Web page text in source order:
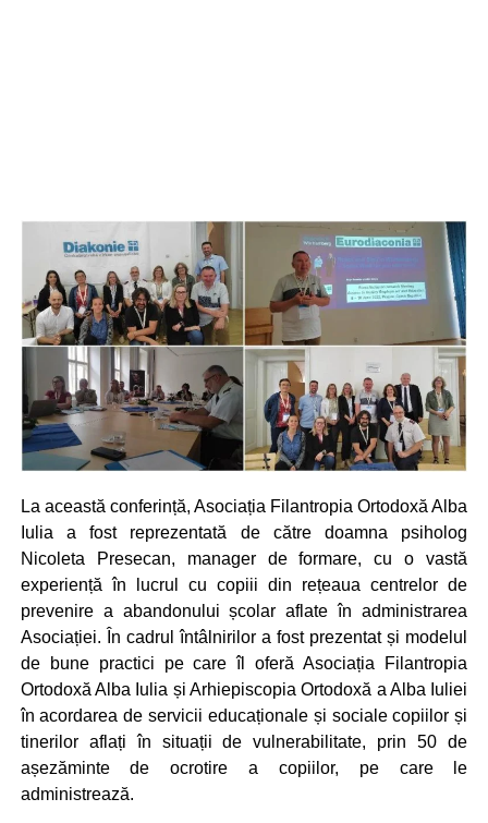
La această conferință, Asociația Filantropia Ortodoxă Alba
Iulia a fost reprezentată de către doamna psiholog
Nicoleta Presecan, manager de formare, cu o vastă
experiență în lucrul cu copiii din rețeaua centrelor de
prevenire a abandonului școlar aflate în administrarea
Asociației. În cadrul întâlnirilor a fost prezentat și modelul
de bune practici pe care îl oferă Asociația Filantropia
Ortodoxă Alba Iulia și Arhiepiscopia Ortodoxă a Alba Iuliei
în acordarea de servicii educaționale și sociale copiilor și
tinerilor aflați în situații de vulnerabilitate, prin 50 de
așezăminte de ocrotire a copiilor, pe care le
administrează.